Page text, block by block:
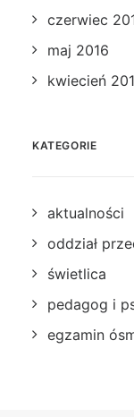
czerwiec
maj 2016
kwiecień
KATEGORIE
aktualności
oddział
świetlica
pedagog i
egzamin